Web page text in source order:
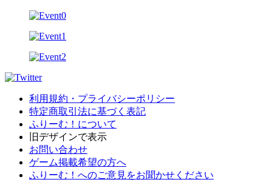
利用規約・プライバシーポリシー
特定商取引法に基づく表記
ふりーむ！について
旧デザインで表示
お問い合わせ
ゲーム掲載希望の方へ
ふりーむ！へのご意見をお聞かせください